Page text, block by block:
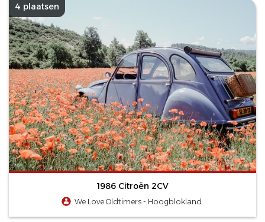
4 plaatsen
1986 Citroën 2CV
We Love Oldtimers - Hoogblokland